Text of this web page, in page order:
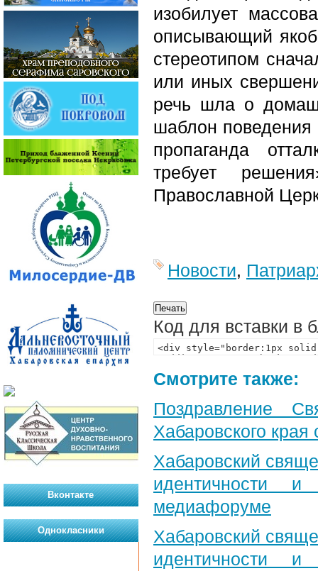
изобилует
описывающий
стереотипом
или иных
речь шла о
шаблон
пропаганда
требует
Православной
Новости,
Код для вставки в
Смотрите также:
Поздравление
Хабаровского края
Хабаровский
идентичности
медиафоруме
Хабаровский
идентичности
Вконтакте
Однокласники